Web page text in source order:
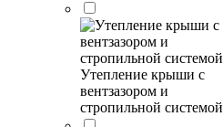
Утепление крыши с
вентзазором и
стропильной системой